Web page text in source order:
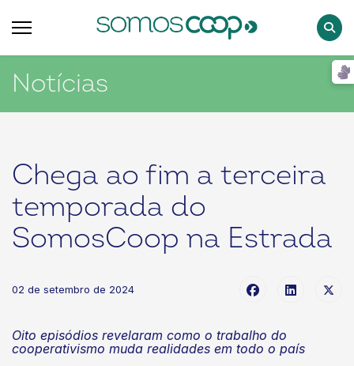
Notícias
Chega ao fim a terceira
temporada do
SomosCoop na Estrada
02 de setembro de 2024
Oito episódios revelaram como o trabalho do
cooperativismo muda realidades em todo o país